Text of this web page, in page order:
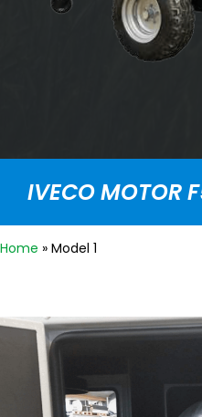
IVECO MOTOR
Home » Model 1